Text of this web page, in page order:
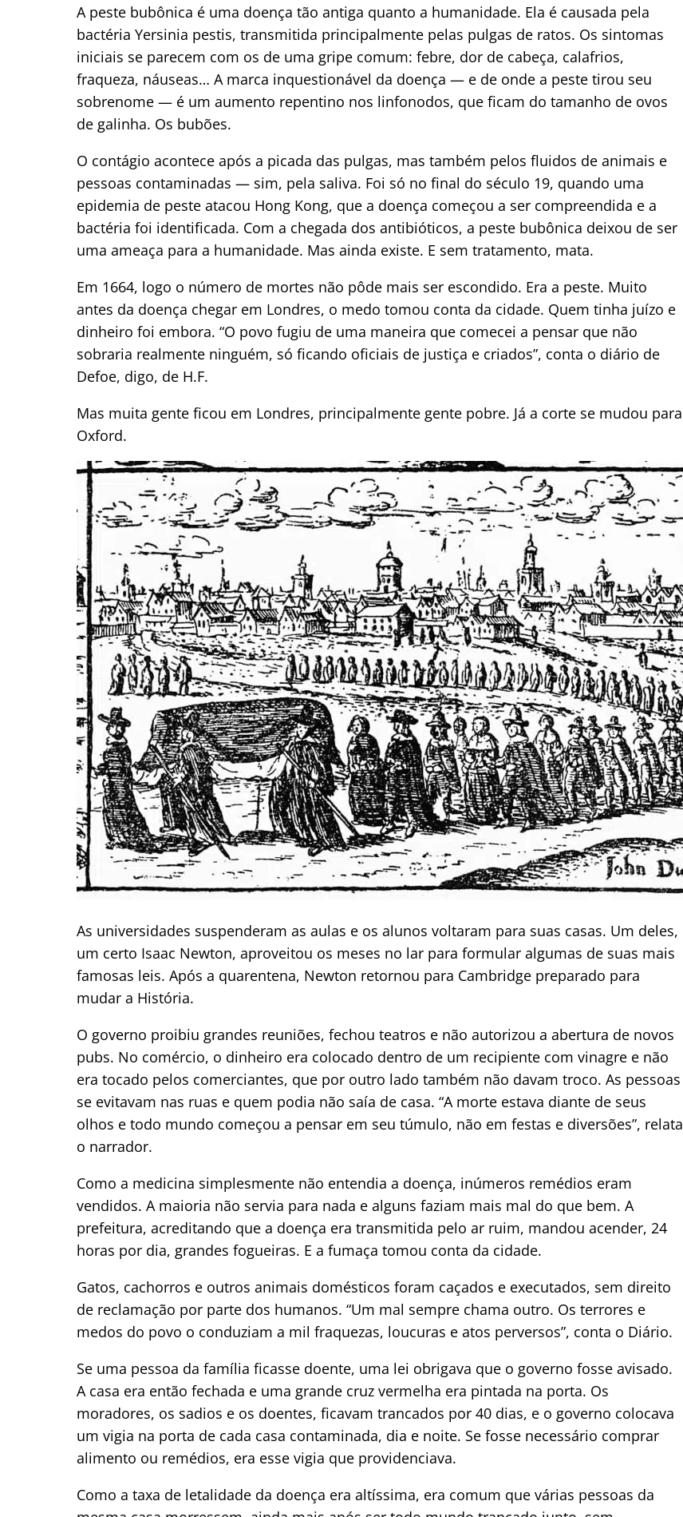
A peste bubônica é uma doença tão antiga quanto a humanidade. Ela é causada pela
bactéria Yersinia pestis, transmitida principalmente pelas pulgas de ratos. Os sintomas
iniciais se parecem com os de uma gripe comum: febre, dor de cabeça, calafrios,
fraqueza, náuseas… A marca inquestionável da doença — e de onde a peste tirou seu
sobrenome — é um aumento repentino nos linfonodos, que ficam do tamanho de ovos
de galinha. Os bubões.
O contágio acontece após a picada das pulgas, mas também pelos fluidos de animais e
pessoas contaminadas — sim, pela saliva. Foi só no final do século 19, quando uma
epidemia de peste atacou Hong Kong, que a doença começou a ser compreendida e a
bactéria foi identificada. Com a chegada dos antibióticos, a peste bubônica deixou de ser
uma ameaça para a humanidade. Mas ainda existe. E sem tratamento, mata.
Em 1664, logo o número de mortes não pôde mais ser escondido. Era a peste. Muito
antes da doença chegar em Londres, o medo tomou conta da cidade. Quem tinha juízo e
dinheiro foi embora. “O povo fugiu de uma maneira que comecei a pensar que não
sobraria realmente ninguém, só ficando oficiais de justiça e criados”, conta o diário de
Defoe, digo, de H.F.
Mas muita gente ficou em Londres, principalmente gente pobre. Já a corte se mudou para
Oxford.
As universidades suspenderam as aulas e os alunos voltaram para suas casas. Um deles,
um certo Isaac Newton, aproveitou os meses no lar para formular algumas de suas mais
famosas leis. Após a quarentena, Newton retornou para Cambridge preparado para
mudar a História.
O governo proibiu grandes reuniões, fechou teatros e não autorizou a abertura de novos
pubs. No comércio, o dinheiro era colocado dentro de um recipiente com vinagre e não
era tocado pelos comerciantes, que por outro lado também não davam troco. As pessoas
se evitavam nas ruas e quem podia não saía de casa. “A morte estava diante de seus
olhos e todo mundo começou a pensar em seu túmulo, não em festas e diversões”, relata
o narrador.
Como a medicina simplesmente não entendia a doença, inúmeros remédios eram
vendidos. A maioria não servia para nada e alguns faziam mais mal do que bem. A
prefeitura, acreditando que a doença era transmitida pelo ar ruim, mandou acender, 24
horas por dia, grandes fogueiras. E a fumaça tomou conta da cidade.
Gatos, cachorros e outros animais domésticos foram caçados e executados, sem direito
de reclamação por parte dos humanos. “Um mal sempre chama outro. Os terrores e
medos do povo o conduziam a mil fraquezas, loucuras e atos perversos”, conta o Diário.
Se uma pessoa da família ficasse doente, uma lei obrigava que o governo fosse avisado.
A casa era então fechada e uma grande cruz vermelha era pintada na porta. Os
moradores, os sadios e os doentes, ficavam trancados por 40 dias, e o governo colocava
um vigia na porta de cada casa contaminada, dia e noite. Se fosse necessário comprar
alimento ou remédios, era esse vigia que providenciava.
Como a taxa de letalidade da doença era altíssima, era comum que várias pessoas da